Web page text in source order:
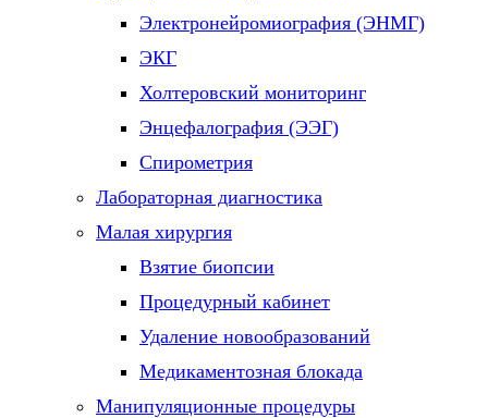
Электронейромиография (ЭНМГ)
ЭКГ
Холтеровский мониторинг
Энцефалография (ЭЭГ)
Спирометрия
Лабораторная диагностика
Малая хирургия
Взятие биопсии
Процедурный кабинет
Удаление новообразований
Медикаментозная блокада
Манипуляционные процедуры